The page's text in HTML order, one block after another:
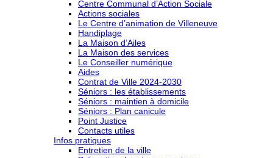
Centre Communal d’Action Sociale
Actions sociales
Le Centre d’animation de Villeneuve
Handiplage
La Maison d’Ailes
La Maison des services
Le Conseiller numérique
Aides
Contrat de Ville 2024-2030
Séniors : les établissements
Séniors : maintien à domicile
Séniors : Plan canicule
Point Justice
Contacts utiles
Infos pratiques
Entretien de la ville